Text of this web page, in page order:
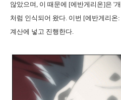
않았으며, 이 때문에 [에반게리온]은 '
처럼 인식되어 왔다. 이번 [에반게리
계산에 넣고 진행한다.